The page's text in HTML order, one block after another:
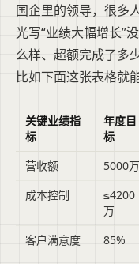
国企里的领导，很多
光写“业绩大幅增长”
么样、超额完成了多
比如下面这张表格就
关键业绩指
标
年度目
标
营收额
5000万
成本控制
≤4200
万
客户满意度 85%